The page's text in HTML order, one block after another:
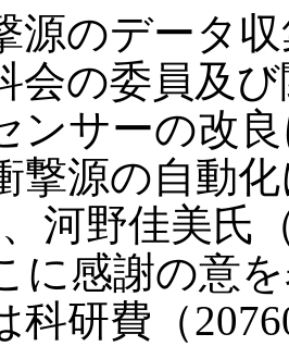
のデータ収
会の委員及
ンサーの改
撃源の自動
、河野佳美氏
に感謝の意
科研費（